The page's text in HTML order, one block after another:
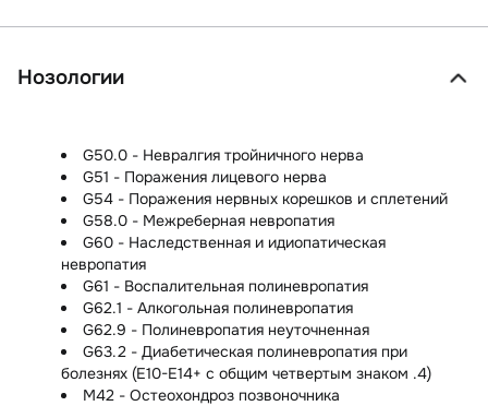
Нозологии
G50.0 - Невралгия тройничного нерва
G51 - Поражения лицевого нерва
G54 - Поражения нервных корешков и сплетений
G58.0 - Межреберная невропатия
G60 - Наследственная и идиопатическая
невропатия
G61 - Воспалительная полиневропатия
G62.1 - Алкогольная полиневропатия
G62.9 - Полиневропатия неуточненная
G63.2 - Диабетическая полиневропатия при
болезнях (E10-E14+ с общим четвертым знаком .4)
M42 - Остеохондроз позвоночника